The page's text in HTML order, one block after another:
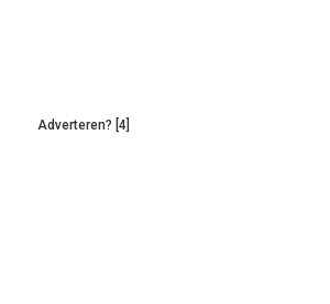
Adverteren? [4]